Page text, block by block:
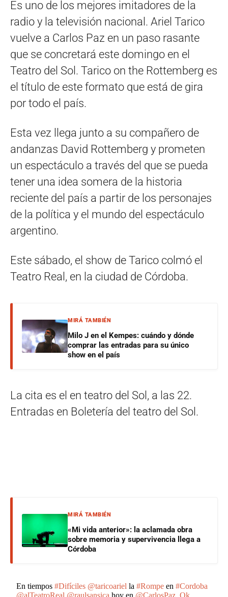
Es uno de los mejores imitadores de la
radio y la televisión nacional. Ariel Tarico
vuelve a Carlos Paz en un paso rasante
que se concretará este domingo en el
Teatro del Sol. Tarico on the Rottemberg es
el título de este formato que está de gira
por todo el país.
Esta vez llega junto a su compañero de
andanzas David Rottemberg y prometen
un espectáculo a través del que se pueda
tener una idea somera de la historia
reciente del país a partir de los personajes
de la política y el mundo del espectáculo
argentino.
Este sábado, el show de Tarico colmó el
Teatro Real, en la ciudad de Córdoba.
MIRÁ TAMBIÉN
Milo J en el Kempes: cuándo y dónde
comprar las entradas para su único
show en el país
La cita es el en teatro del Sol, a las 22.
Entradas en Boletería del teatro del Sol.
MIRÁ TAMBIÉN
«Mi vida anterior»: la aclamada obra
sobre memoria y supervivencia llega a
Córdoba
En tiempos#Difíciles @taricoariel la#Rompe en#Cordoba
@alTeatroReal @raulsansica hoy en @CarlosPaz_Ok